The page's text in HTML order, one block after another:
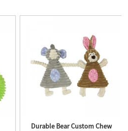
Durable Bear Custom Chew